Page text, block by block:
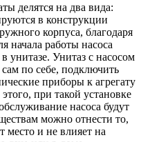
делятся на два вида:
в конструкции
корпуса, благодаря
начала работы насоса
унитазе. Унитаз с насосом
по себе, подключить
приборы к агрегату
при такой установке
насоса будут
можно отнести то,
место и не влияет на